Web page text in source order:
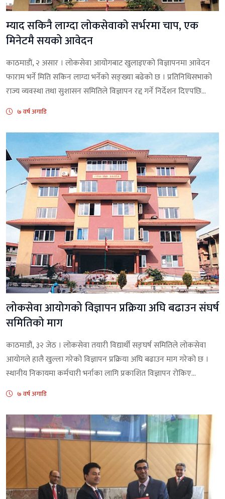
म्याद सकिनै लाग्दा लाेकसेवाकाे सर्भरमा चाप, एक
मिनेटमै सयको आवेदन
काठमाडाैं, २ असार । लोकसेवा आयोगबाट खुलाइएको विज्ञापनमा आवेदन
फाराम भर्ने मिति सकिन लाग्दा भर्नेको सङ्ख्या बढेको छ । प्रतिनिधिसभाको
राज्य व्यवस्था तथा सुशासन समितिले विज्ञापन रद्द गर्ने निर्देशन दिएपछि...
७ वर्ष अगाडि
लोकसेवा आयोगको विज्ञापन प्रक्रिया अघि बढाउन संघर्ष
समितिको माग
काठमाडौं, ३२ जेठ । लोकसेवा तयारी विद्यार्थी सङ्घर्ष समितिले लोकसेवा
आयोगले हालै खुल्ला गरेको विज्ञापन प्रक्रिया अघि बढाउन माग गरेको छ ।
स्थानीय निकायमा कर्मचारी भर्नाका लागि प्रकाशित विज्ञापन रोकिए...
७ वर्ष अगाडि